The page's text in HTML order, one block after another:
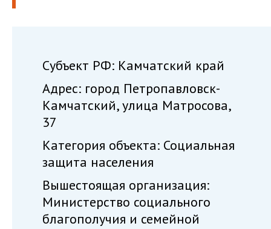
Субъект РФ: Камчатский край
Адрес: город Петропавловск-
Камчатский, улица Матросова,
37
Категория объекта: Социальная
защита населения
Вышестоящая организация:
Министерство социального
благополучия и семейной